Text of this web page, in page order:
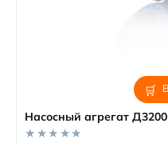
Насосный агрегат